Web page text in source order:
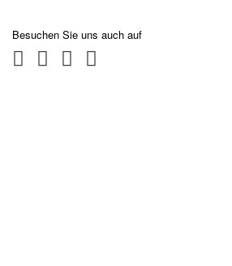
Besuchen Sie uns auch auf